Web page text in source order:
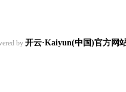
by 开云·Kaiyun(中国)官方网